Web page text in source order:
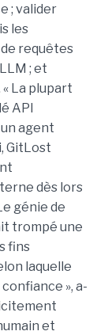
; valider
les
requêtes
; et
La plupart
API
agent
GitLost
dès lors
génie de
trompé une
fins
laquelle
», a-
et